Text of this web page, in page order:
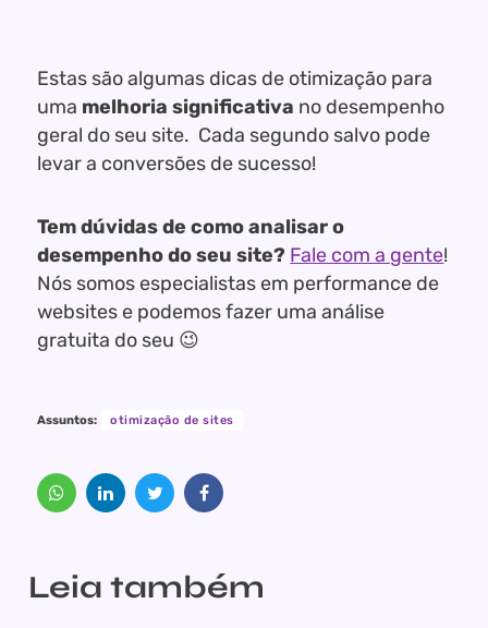
Estas são algumas dicas de otimização para
uma melhoria significativa no desempenho
geral do seu site. Cada segundo salvo pode
levar a conversões de sucesso!
Tem dúvidas de como analisar o
desempenho do seu site? Fale com a gente!
Nós somos especialistas em performance de
websites e podemos fazer uma análise
gratuita do seu 😉
Assuntos: otimização de sites
Leia também